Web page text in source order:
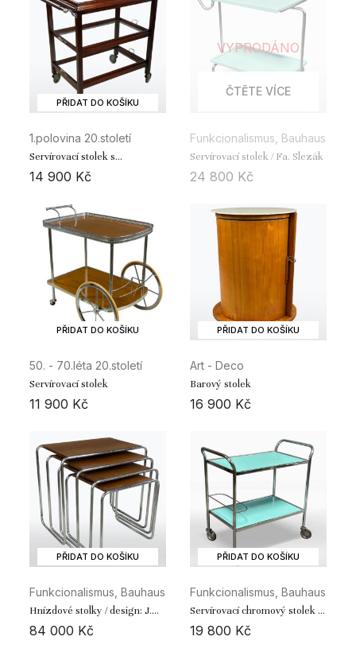
PŘIDAT DO KOŠÍKU
1.polovina 20.století
Servírovací stolek s
odnímatelným tácem
14 900 Kč
VYPRODÁNO
ČTĚTE VÍCE
Funkcionalismus, Bauhaus
Servírovací stolek / Fa. Slezák
24 800 Kč
PŘIDAT DO KOŠÍKU
50. - 70.léta 20.století
Servírovací stolek
11 900 Kč
PŘIDAT DO KOŠÍKU
Art - Deco
Barový stolek
16 900 Kč
PŘIDAT DO KOŠÍKU
Funkcionalismus, Bauhaus
Hnízdové stolky / design: J.
Halabala
84 000 Kč
PŘIDAT DO KOŠÍKU
Funkcionalismus, Bauhaus
Servírovací chromový stolek /
Fa. Gottwald
19 800 Kč